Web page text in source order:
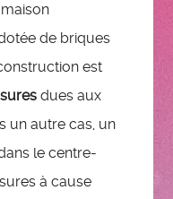
de briques
est
dues aux
un autre cas, un
le centre-
à cause